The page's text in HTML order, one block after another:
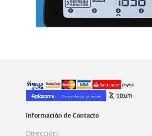
Información de Contacto
Dirección: